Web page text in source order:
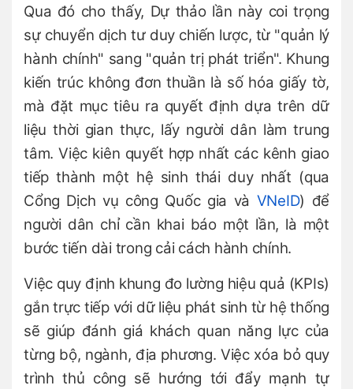
Qua đó cho thấy, Dự thảo lần này coi trọng
sự chuyển dịch tư duy chiến lược, từ "quản lý
hành chính" sang "quản trị phát triển". Khung
kiến trúc không đơn thuần là số hóa giấy tờ,
mà đặt mục tiêu ra quyết định dựa trên dữ
liệu thời gian thực, lấy người dân làm trung
tâm. Việc kiên quyết hợp nhất các kênh giao
tiếp thành một hệ sinh thái duy nhất (qua
Cổng Dịch vụ công Quốc gia và VNeID) để
người dân chỉ cần khai báo một lần, là một
bước tiến dài trong cải cách hành chính.
Việc quy định khung đo lường hiệu quả (KPIs)
gắn trực tiếp với dữ liệu phát sinh từ hệ thống
sẽ giúp đánh giá khách quan năng lực của
từng bộ, ngành, địa phương. Việc xóa bỏ quy
trình thủ công sẽ hướng tới đẩy mạnh tự